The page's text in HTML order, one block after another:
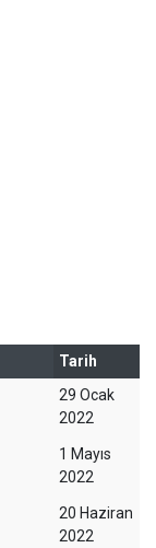
Tarih
29 Ocak
2022
1 Mayıs
2022
20 Haziran
2022